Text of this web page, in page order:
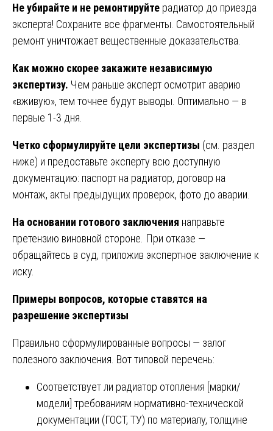
Не убирайте и не ремонтируйте радиатор до приезда
эксперта! Сохраните все фрагменты. Самостоятельный
ремонт уничтожает вещественные доказательства.
Как можно скорее закажите независимую
экспертизу. Чем раньше эксперт осмотрит аварию
«вживую», тем точнее будут выводы. Оптимально — в
первые 1-3 дня.
Четко сформулируйте цели экспертизы (см. раздел
ниже) и предоставьте эксперту всю доступную
документацию: паспорт на радиатор, договор на
монтаж, акты предыдущих проверок, фото до аварии.
На основании готового заключения направьте
претензию виновной стороне. При отказе —
обращайтесь в суд, приложив экспертное заключение к
иску.
Примеры вопросов, которые ставятся на
разрешение экспертизы
Правильно сформулированные вопросы — залог
полезного заключения. Вот типовой перечень:
Соответствует ли радиатор отопления [марки/
модели] требованиям нормативно-технической
документации (ГОСТ, ТУ) по материалу, толщине